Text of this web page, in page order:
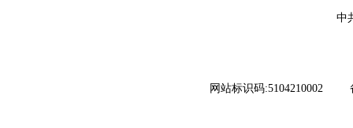
中
网站标识码:5104210002